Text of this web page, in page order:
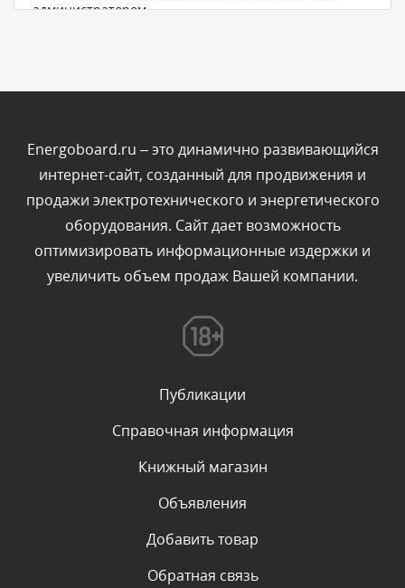
администратором.
Комментарий проверяется
Текст комментария будет виден после проверки
администратором.
Сегодня, в 00:40
Комментарий проверяется
Текст комментария будет виден после проверки
Комментарий проверяется
Текст комментария будет виден после проверки
администратором.
Комментарий проверяется
Текст комментария будет виден после проверки
администратором.
Energoboard.ru – это динамично развивающийся
интернет-сайт, созданный для продвижения и
продажи электротехнического и энергетического
оборудования. Сайт дает возможность
оптимизировать информационные издержки и
увеличить объем продаж Вашей компании.
Публикации
Справочная информация
Книжный магазин
Объявления
Добавить товар
Обратная связь